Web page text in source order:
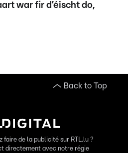
war fir d’éischt do,
Back to Top
faire de la publicité sur RTL.lu ?
directement avec notre régie